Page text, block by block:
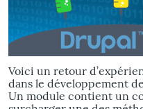
Voici un retour
dans le développement
Un module contient un